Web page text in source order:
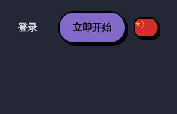
登录 立即开始